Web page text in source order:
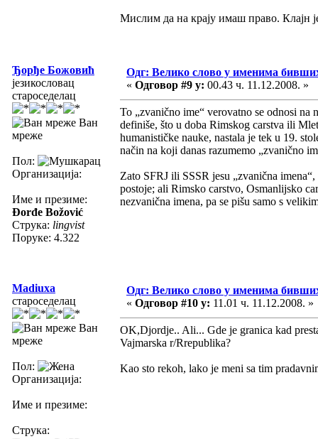
Мислим да на крају имаш право. Клајн
Ђорђе Божовић
језикословац
староседелац
Ван
мреже
Пол:
Организација:
Име и презиме:
Đorđe Božović
Струка: lingvist
Поруке: 4.322
Одг: Велико слово у именима
« Одговор #9 у: 00.43 ч. 11.12.2008. »
To „zvanično ime“ verovatno se odnosi
definiše, što u doba Rimskog carstva ili
humanističke nauke, nastala je tek u 19.
način na koji danas razumemo „zvanično
Zato SFRJ ili SSSR jesu „zvanična
postoje; ali Rimsko carstvo, Osmanlijsko
nezvanična imena, pa se pišu samo s
Madiuxa
староседелац
Ван
мреже
Пол:
Организација:
Име и презиме:
Струка:
Одг: Велико слово у именима
« Одговор #10 у: 11.01 ч. 11.12.2008. »
OK,Djordje.. Ali... Gde je granica kad
Vajmarska r/Rrepublika?
Kao sto rekoh, lako je meni sa tim